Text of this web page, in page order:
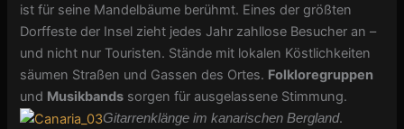
ist für seine Mandelbäume berühmt. Eines der größten
Dorffeste der Insel zieht jedes Jahr zahllose Besucher an –
und nicht nur Touristen. Stände mit lokalen Köstlichkeiten
säumen Straßen und Gassen des Ortes. Folkloregruppen
und Musikbands sorgen für ausgelassene Stimmung.
Gitarrenklänge im kanarischen Bergland.